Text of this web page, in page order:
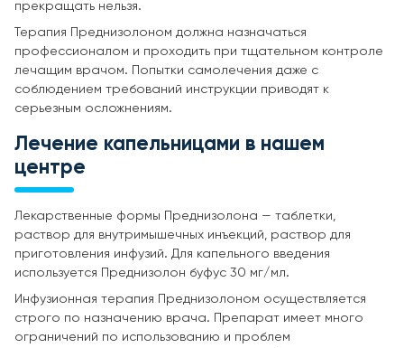
прекращать нельзя.
Терапия Преднизолоном должна назначаться
профессионалом и проходить при тщательном контроле
лечащим врачом. Попытки самолечения даже с
соблюдением требований инструкции приводят к
серьезным осложнениям.
Лечение капельницами в нашем
центре
Лекарственные формы Преднизолона — таблетки,
раствор для внутримышечных инъекций, раствор для
приготовления инфузий. Для капельного введения
используется Преднизолон буфус 30 мг/мл.
Инфузионная терапия Преднизолоном осуществляется
строго по назначению врача. Препарат имеет много
ограничений по использованию и проблем